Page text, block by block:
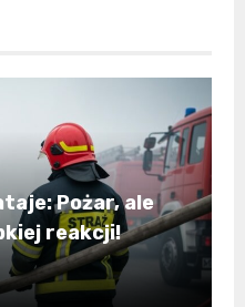
Pożar, ale
reakcji!